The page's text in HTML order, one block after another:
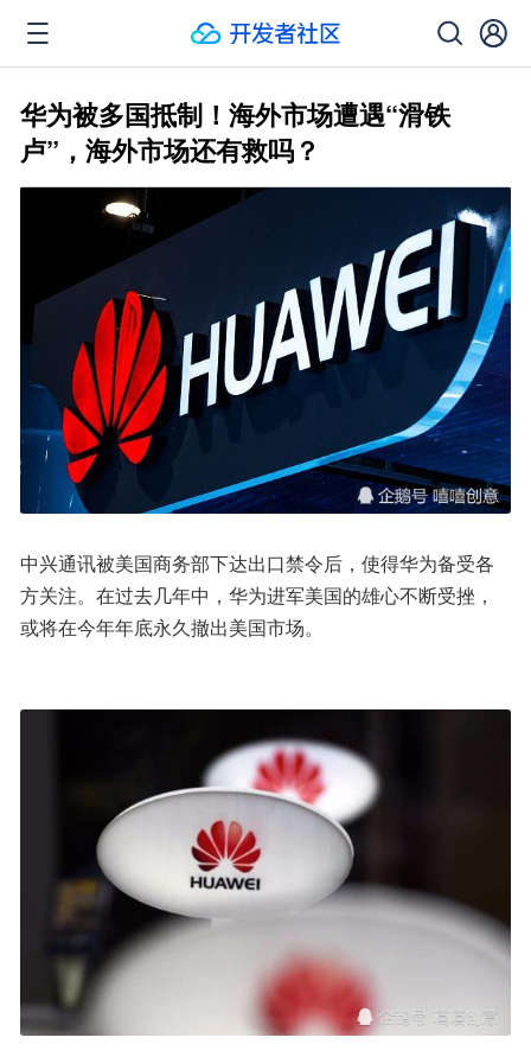
华为被多国抵制！海外市场遭遇“滑铁
卢”，海外市场还有救吗？
中兴通讯被美国商务部下达出口禁令后，使得华为备受各
方关注。在过去几年中，华为进军美国的雄心不断受挫，
或将在今年年底永久撤出美国市场。